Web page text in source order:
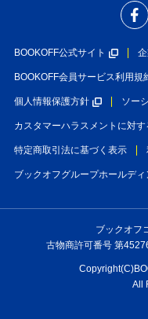
BOOKOFF公式サイト
BOOKOFF会員サービス利用規
個人情報保護方針 ソー
カスタマーハラスメントに対
特定商取引法に基づく表示
ブックオフグループホールデ
ブックオフ
古物商許可番号 第
All